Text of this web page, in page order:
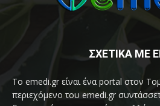
ΣΧΕΤΙΚΑ ΜΕ
Το emedi.gr είναι ένα portal στον
περιεχόμενο του emedi.gr